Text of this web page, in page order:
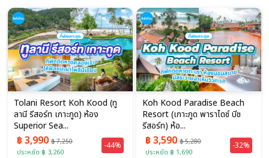
Tolani Resort Koh Kood (ทู
ลานี รีสอร์ท เกาะกูด) ห้อง
Superior Sea...
฿ 3,990 ฿ 7,250
ประหยัด ฿ 3,260
-44%
Koh Kood Paradise Beach
Resort (เกาะกูด พาราไดซ์ บีช
รีสอร์ท) ห้อ...
฿ 3,590 ฿ 5,280
ประหยัด ฿ 1,690
-32%